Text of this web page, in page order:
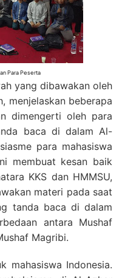
Para Peserta
yang dibawakan oleh
menjelaskan beberapa
dimengerti oleh para
baca di dalam Al-
para mahasiswa
membuat kesan baik
KKS dan HMMSU,
materi pada saat
tanda baca di dalam
antara Mushaf
Magribi.
mahasiswa Indonesia.